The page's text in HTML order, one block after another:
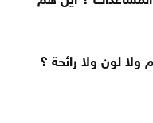
ولا لون ولا رائحة ؟